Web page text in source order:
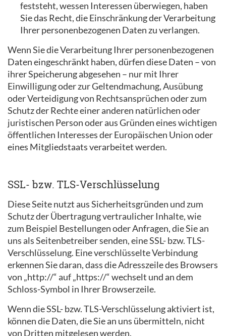
feststeht, wessen Interessen überwiegen, haben
Sie das Recht, die Einschränkung der Verarbeitung
Ihrer personenbezogenen Daten zu verlangen.
Wenn Sie die Verarbeitung Ihrer personenbezogenen
Daten eingeschränkt haben, dürfen diese Daten – von
ihrer Speicherung abgesehen – nur mit Ihrer
Einwilligung oder zur Geltendmachung, Ausübung
oder Verteidigung von Rechtsansprüchen oder zum
Schutz der Rechte einer anderen natürlichen oder
juristischen Person oder aus Gründen eines wichtigen
öffentlichen Interesses der Europäischen Union oder
eines Mitgliedstaats verarbeitet werden.
SSL- bzw. TLS-Verschlüsselung
Diese Seite nutzt aus Sicherheitsgründen und zum
Schutz der Übertragung vertraulicher Inhalte, wie
zum Beispiel Bestellungen oder Anfragen, die Sie an
uns als Seitenbetreiber senden, eine SSL- bzw. TLS-
Verschlüsselung. Eine verschlüsselte Verbindung
erkennen Sie daran, dass die Adresszeile des Browsers
von „http://“ auf „https://“ wechselt und an dem
Schloss-Symbol in Ihrer Browserzeile.
Wenn die SSL- bzw. TLS-Verschlüsselung aktiviert ist,
können die Daten, die Sie an uns übermitteln, nicht
von Dritten mitgelesen werden.